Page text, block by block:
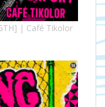
| Café Tikolor